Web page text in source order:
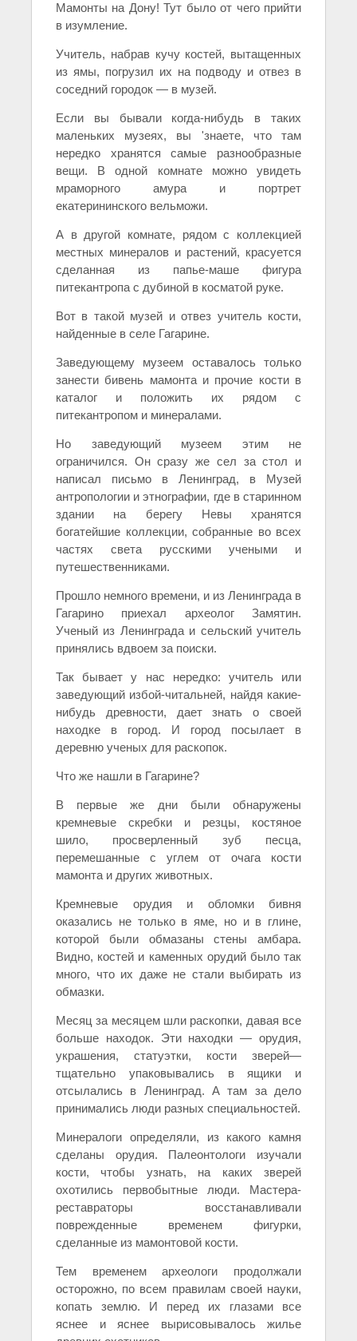
Мамонты на Дону! Тут было от чего прийти
в изумление.
Учитель, набрав кучу костей, вытащенных
из ямы, погрузил их на подводу и отвез в
соседний городок — в музей.
Если вы бывали когда-нибудь в таких
маленьких музеях, вы 'знаете, что там
нередко хранятся самые разнообразные
вещи. В одной комнате можно увидеть
мраморного амура и портрет
екатерининского вельможи.
А в другой комнате, рядом с коллекцией
местных минералов и растений, красуется
сделанная из папье-маше фигура
питекантропа с дубиной в косматой руке.
Вот в такой музей и отвез учитель кости,
найденные в селе Гагарине.
Заведующему музеем оставалось только
занести бивень мамонта и прочие кости в
каталог и положить их рядом с
питекантропом и минералами.
Но заведующий музеем этим не
ограничился. Он сразу же сел за стол и
написал письмо в Ленинград, в Музей
антропологии и этнографии, где в старинном
здании на берегу Невы хранятся
богатейшие коллекции, собранные во всех
частях света русскими учеными и
путешественниками.
Прошло немного времени, и из Ленинграда в
Гагарино приехал археолог Замятин.
Ученый из Ленинграда и сельский учитель
принялись вдвоем за поиски.
Так бывает у нас нередко: учитель или
заведующий избой-читальней, найдя какие-
нибудь древности, дает знать о своей
находке в город. И город посылает в
деревню ученых для раскопок.
Что же нашли в Гагарине?
В первые же дни были обнаружены
кремневые скребки и резцы, костяное
шило, просверленный зуб песца,
перемешанные с углем от очага кости
мамонта и других животных.
Кремневые орудия и обломки бивня
оказались не только в яме, но и в глине,
которой были обмазаны стены амбара.
Видно, костей и каменных орудий было так
много, что их даже не стали выбирать из
обмазки.
Месяц за месяцем шли раскопки, давая все
больше находок. Эти находки — орудия,
украшения, статуэтки, кости зверей—
тщательно упаковывались в ящики и
отсылались в Ленинград. А там за дело
принимались люди разных специальностей.
Минералоги определяли, из какого камня
сделаны орудия. Палеонтологи изучали
кости, чтобы узнать, на каких зверей
охотились первобытные люди. Мастера-
реставраторы восстанавливали
поврежденные временем фигурки,
сделанные из мамонтовой кости.
Тем временем археологи продолжали
осторожно, по всем правилам своей науки,
копать землю. И перед их глазами все
яснее и яснее вырисовывалось жилье